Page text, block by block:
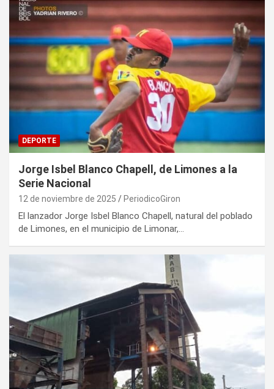
DEPORTE
Jorge Isbel Blanco Chapell, de Limones a la
Serie Nacional
12 de noviembre de 2025 PeriodicoGiron
El lanzador Jorge Isbel Blanco Chapell, natural del poblado
de Limones, en el municipio de Limonar,…